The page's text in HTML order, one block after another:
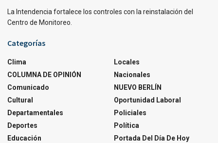
La Intendencia fortalece los controles con la reinstalación del
Centro de Monitoreo.
Categorías
Clima
COLUMNA DE OPINIÓN
Comunicado
Cultural
Departamentales
Deportes
Educación
Locales
Nacionales
NUEVO BERLÍN
Oportunidad Laboral
Policiales
Política
Portada Del Día De Hoy